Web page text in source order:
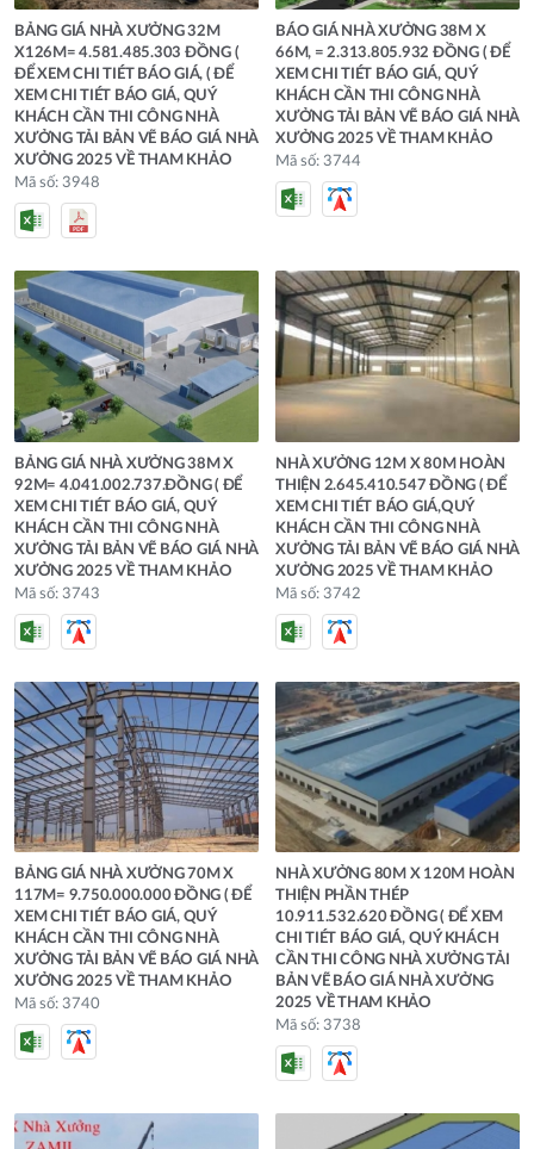
BẢNG GIÁ NHÀ XƯỞNG 32M
X126M= 4.581.485.303 ĐỒNG (
ĐỂ XEM CHI TIÉT BÁO GIÁ, ( ĐỂ
XEM CHI TIÉT BÁO GIÁ, QUÝ
KHÁCH CẦN THI CÔNG NHÀ
XƯỞNG TẢI BẢN VẼ BÁO GIÁ NHÀ
XƯỞNG 2025 VỀ THAM KHẢO
Mã số: 3948
BÁO GIÁ NHÀ XƯỞNG 38M X
66M, = 2.313.805.932 ĐỒNG ( ĐỂ
XEM CHI TIÉT BÁO GIÁ, QUÝ
KHÁCH CẦN THI CÔNG NHÀ
XƯỞNG TẢI BẢN VẼ BÁO GIÁ NHÀ
XƯỞNG 2025 VỀ THAM KHẢO
Mã số: 3744
BẢNG GIÁ NHÀ XƯỞNG 38M X
92M= 4.041.002.737.ĐỒNG ( ĐỂ
XEM CHI TIÉT BÁO GIÁ, QUÝ
KHÁCH CẦN THI CÔNG NHÀ
XƯỞNG TẢI BẢN VẼ BÁO GIÁ NHÀ
XƯỞNG 2025 VỀ THAM KHẢO
Mã số: 3743
NHÀ XƯỞNG 12M X 80M HOÀN
THIỆN 2.645.410.547 ĐỒNG ( ĐỂ
XEM CHI TIÉT BÁO GIÁ,QUÝ
KHÁCH CẦN THI CÔNG NHÀ
XƯỞNG TẢI BẢN VẼ BÁO GIÁ NHÀ
XƯỞNG 2025 VỀ THAM KHẢO
Mã số: 3742
BẢNG GIÁ NHÀ XƯỞNG 70M X
117M= 9.750.000.000 ĐỒNG ( ĐỂ
XEM CHI TIÉT BÁO GIÁ, QUÝ
KHÁCH CẦN THI CÔNG NHÀ
XƯỞNG TẢI BẢN VẼ BÁO GIÁ NHÀ
XƯỞNG 2025 VỀ THAM KHẢO
Mã số: 3740
NHÀ XƯỞNG 80M X 120M HOÀN
THIỆN PHẦN THÉP
10.911.532.620 ĐỒNG ( ĐỂ XEM
CHI TIÉT BÁO GIÁ, QUÝ KHÁCH
CẦN THI CÔNG NHÀ XƯỞNG TẢI
BẢN VẼ BÁO GIÁ NHÀ XƯỞNG
2025 VỀ THAM KHẢO
Mã số: 3738